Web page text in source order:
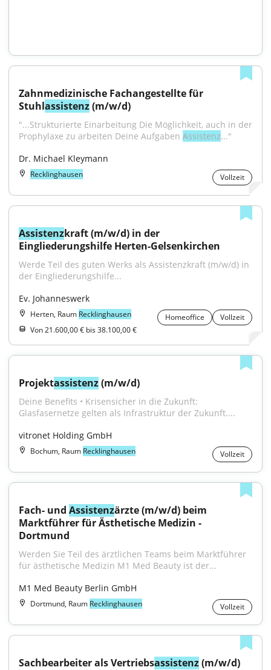
Zahnmedizinische Fachangestellte für
Stuhlassistenz (m/w/d)
"...Strukturierte Einarbeitung Die Möglichkeit, auch in der
Prophylaxe zu arbeiten Deine Aufgaben Assistenz..."
Dr. Michael Kleymann
Recklinghausen Vollzeit
Assistenzkraft (m/w/d) in der
Eingliederungshilfe Herten-Gelsenkirchen
Werde Teil des guten Werks als Assistenzkraft (m/w/d) in
der Eingliederungshilfe...
Ev. Johanneswerk
Herten, Raum Recklinghausen Homeoffice
Vollzeit
Von 21.600,00 € bis 38.100,00 €
Projektassistenz (m/w/d)
Deine Benefits • Krisensicher in die Zukunft:
Glasfasernetze gelten als Infrastruktur der Zukunft....
vitronet Holding GmbH
Bochum, Raum Recklinghausen Vollzeit
Fach- und Assistenzärzte (m/w/d) beim
Marktführer für Ästhetische Medizin -
Dortmund
Werden Sie Teil des ärztlichen Teams beim Marktführer
für ästhetische Medizin M1 Med Beauty ist der...
M1 Med Beauty Berlin GmbH
Dortmund, Raum Recklinghausen Vollzeit
Sachbearbeiter als Vertriebsassistenz (m/w/d)